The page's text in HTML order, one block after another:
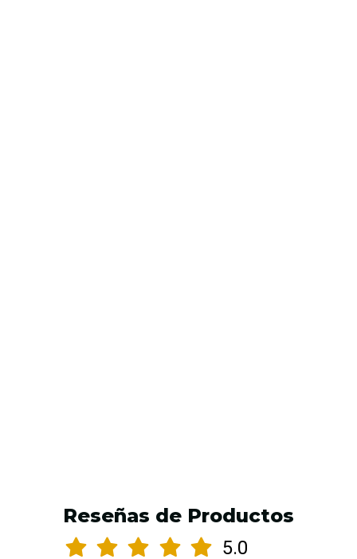
Reseñas de Productos
5.0